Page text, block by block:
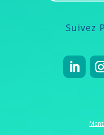
Suivez